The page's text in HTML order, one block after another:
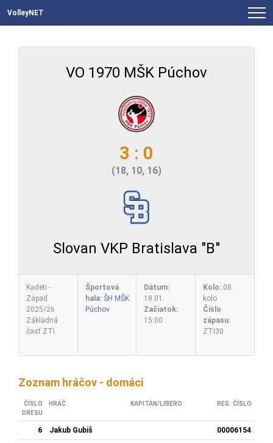
VolleyNET
VO 1970 MŠK Púchov
3 : 0
(18, 10, 16)
Slovan VKP Bratislava "B"
Kadeti -
Západ
2025/26
Základná
časť ZTI
Športová
hala: ŠH MŠK
Púchov
Dátum:
18.01.
Začiatok:
15:00
Kolo:08.
kolo
Číslo
zápasu:
ZTI30
Zoznam hráčov - domáci
ČÍSLO
DRESU
HRÁČ KAPITÁN/LIBERO REG. ČÍSLO
6 Jakub Gubiš 00006154